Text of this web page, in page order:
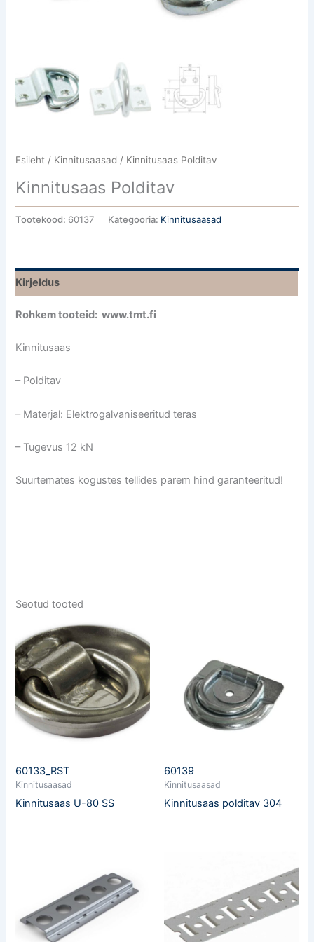
Esileht / Kinnitusaasad / Kinnitusaas Polditav
Kinnitusaas Polditav
Tootekood: 60137 Kategooria: Kinnitusaasad
Kirjeldus
Rohkem tooteid: www.tmt.fi
Kinnitusaas
– Polditav
– Materjal: Elektrogalvaniseeritud teras
– Tugevus 12 kN
Suurtemates kogustes tellides parem hind garanteeritud!
Seotud tooted
60133_RST
Kinnitusaasad
Kinnitusaas U-80 SS
60139
Kinnitusaasad
Kinnitusaas polditav 304